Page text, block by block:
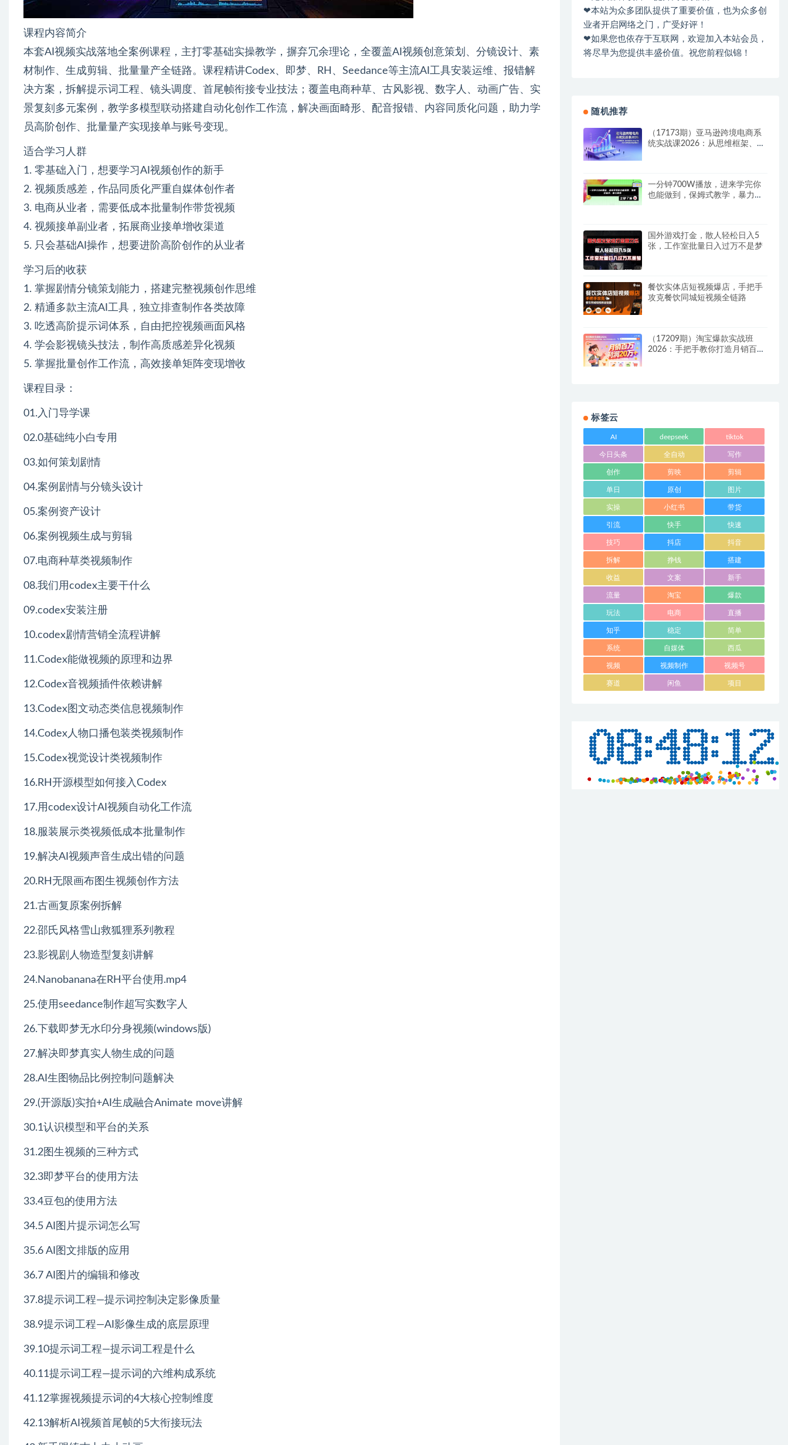
课程内容简介
本套AI视频实战落地全案例课程，主打零基础实操教学，摒弃冗余理论，全覆盖AI视频创意策划、分镜设计、素
材制作、生成剪辑、批量量产全链路。课程精讲Codex、即梦、RH、Seedance等主流AI工具安装运维、报错解
决方案，拆解提示词工程、镜头调度、首尾帧衔接专业技法；覆盖电商种草、古风影视、数字人、动画广告、实
景复刻多元案例，教学多模型联动搭建自动化创作工作流，解决画面畸形、配音报错、内容同质化问题，助力学
员高阶创作、批量量产实现接单与账号变现。
适合学习人群
1. 零基础入门，想要学习AI视频创作的新手
2. 视频质感差，作品同质化严重自媒体创作者
3. 电商从业者，需要低成本批量制作带货视频
4. 视频接单副业者，拓展商业接单增收渠道
5. 只会基础AI操作，想要进阶高阶创作的从业者
学习后的收获
1. 掌握剧情分镜策划能力，搭建完整视频创作思维
2. 精通多款主流AI工具，独立排查制作各类故障
3. 吃透高阶提示词体系，自由把控视频画面风格
4. 学会影视镜头技法，制作高质感差异化视频
5. 掌握批量创作工作流，高效接单矩阵变现增收
课程目录：
01.入门导学课
02.0基础纯小白专用
03.如何策划剧情
04.案例剧情与分镜头设计
05.案例资产设计
06.案例视频生成与剪辑
07.电商种草类视频制作
08.我们用codex主要干什么
09.codex安装注册
10.codex剧情营销全流程讲解
11.Codex能做视频的原理和边界
12.Codex音视频插件依赖讲解
13.Codex图文动态类信息视频制作
14.Codex人物口播包装类视频制作
15.Codex视觉设计类视频制作
16.RH开源模型如何接入Codex
17.用codex设计AI视频自动化工作流
18.服装展示类视频低成本批量制作
19.解决AI视频声音生成出错的问题
20.RH无限画布图生视频创作方法
21.古画复原案例拆解
22.邵氏风格雪山救狐狸系列教程
23.影视剧人物造型复刻讲解
24.Nanobanana在RH平台使用.mp4
25.使用seedance制作超写实数字人
26.下载即梦无水印分身视频(windows版)
27.解决即梦真实人物生成的问题
28.AI生图物品比例控制问题解决
29.(开源版)实拍+AI生成融合Animate move讲解
30.1认识模型和平台的关系
31.2图生视频的三种方式
32.3即梦平台的使用方法
33.4豆包的使用方法
34.5 AI图片提示词怎么写
35.6 AI图文排版的应用
36.7 AI图片的编辑和修改
37.8提示词工程—提示词控制决定影像质量
38.9提示词工程—AI影像生成的底层原理
39.10提示词工程—提示词工程是什么
40.11提示词工程—提示词的六维构成系统
41.12掌握视频提示词的4大核心控制维度
42.13解析AI视频首尾帧的5大衔接玩法
❤本站为众多团队提供了重要价值，也为众多创
业者开启网络之门，广受好评！
❤如果您也依存于互联网，欢迎加入本站会员，
将尽早为您提供丰盛价值。祝您前程似锦！
随机推荐
（17173期）亚马逊跨境电商系
统实战课2026：从思维框架、安
一分钟700W播放，进来学完你
也能做到，保姆式教学，暴力变
国外游戏打金，散人轻松日入5
张，工作室批量日入过万不是梦
餐饮实体店短视频爆店，手把手
攻克餐饮同城短视频全链路
（17209期）淘宝爆款实战班
2026：手把手教你打造月销百万
标签云
AI deepseek tiktok
今日头条 全自动 写作
创作 剪映 剪辑
单日 原创 图片
实操 小红书 带货
引流 快手 快速
技巧 抖店 抖音
拆解 挣钱 搭建
收益 文案 新手
流量 淘宝 爆款
玩法 电商 直播
知乎 稳定 简单
系统 自媒体 西瓜
视频 视频制作 视频号
赛道 闲鱼 项目